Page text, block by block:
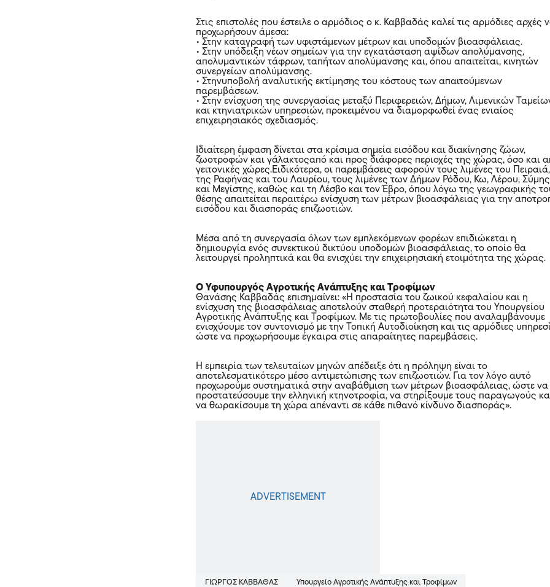
Στις επιστολές που έστειλε ο αρμόδιος ο κ. Καββαδάς καλεί τις αρμόδιες αρχές
προχωρήσουν άμεσα:
• Στην καταγραφή των υφιστάμενων μέτρων και υποδομών βιοασφάλειας.
• Στην υπόδειξη νέων σημείων για την εγκατάσταση αψίδων απολύμανσης,
απολυμαντικών τάφρων, ταπήτων απολύμανσης και, όπου απαιτείται, κινητών
συνεργείων απολύμανσης.
• Στηνυποβολή αναλυτικής εκτίμησης του κόστους των απαιτούμενων
παρεμβάσεων.
• Στην ενίσχυση της συνεργασίας μεταξύ Περιφερειών, Δήμων, Λιμενικών
και κτηνιατρικών υπηρεσιών, προκειμένου να διαμορφωθεί ένας ενιαίος
επιχειρησιακός σχεδιασμός.
Ιδιαίτερη έμφαση δίνεται στα κρίσιμα σημεία εισόδου και διακίνησης ζώων,
ζωοτροφών και γάλακτοςαπό και προς διάφορες περιοχές της χώρας, όσο και
γειτονικές χώρες.Ειδικότερα, οι παρεμβάσεις αφορούν τους λιμένες του Πειραιά,
της Ραφήνας και του Λαυρίου, τους λιμένες των Δήμων Ρόδου, Κω, Λέρου, Σύμης
και Μεγίστης, καθώς και τη Λέσβο και τον Έβρο, όπου λόγω της γεωγραφικής
θέσης απαιτείται περαιτέρω ενίσχυση των μέτρων βιοασφάλειας για την
εισόδου και διασποράς επιζωοτιών.
Μέσα από τη συνεργασία όλων των εμπλεκόμενων φορέων επιδιώκεται η
δημιουργία ενός συνεκτικού δικτύου υποδομών βιοασφάλειας, το οποίο θα
λειτουργεί προληπτικά και θα ενισχύει την επιχειρησιακή ετοιμότητα της χώρας.
Ο Υφυπουργός Αγροτικής Ανάπτυξης και Τροφίμων
Θανάσης Καββαδάς επισημαίνει: «Η προστασία του ζωικού κεφαλαίου και η
ενίσχυση της βιοασφάλειας αποτελούν σταθερή προτεραιότητα του Υπουργείου
Αγροτικής Ανάπτυξης και Τροφίμων. Με τις πρωτοβουλίες που αναλαμβάνουμε
ενισχύουμε τον συντονισμό με την Τοπική Αυτοδιοίκηση και τις αρμόδιες
ώστε να προχωρήσουμε έγκαιρα στις απαραίτητες παρεμβάσεις.
Η εμπειρία των τελευταίων μηνών απέδειξε ότι η πρόληψη είναι το
αποτελεσματικότερο μέσο αντιμετώπισης των επιζωοτιών. Για τον λόγο αυτό
προχωρούμε συστηματικά στην αναβάθμιση των μέτρων βιοασφάλειας, ώστε να
προστατεύσουμε την ελληνική κτηνοτροφία, να στηρίξουμε τους παραγωγούς
να θωρακίσουμε τη χώρα απέναντι σε κάθε πιθανό κίνδυνο διασποράς».
ΓΙΩΡΓΟΣ ΚΑΒΒΑΘΑΣ Υπουργείο Αγροτικής Ανάπτυξης και Τροφίμων